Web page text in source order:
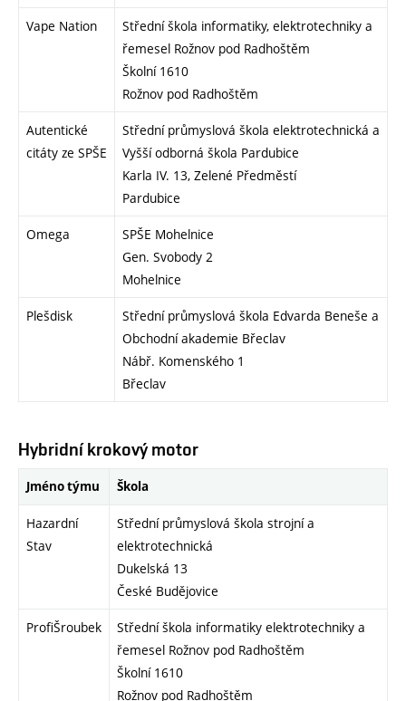
Vape Nation
Střední škola informatiky, elektrotechniky a
řemesel Rožnov pod Radhoštěm
Školní 1610
Rožnov pod Radhoštěm
Autentické
citáty ze SPŠE
Střední průmyslová škola elektrotechnická a
Vyšší odborná škola Pardubice
Karla IV. 13, Zelené Předměstí
Pardubice
Omega
SPŠE Mohelnice
Gen. Svobody 2
Mohelnice
Plešdisk
Střední průmyslová škola Edvarda Beneše a
Obchodní akademie Břeclav
Nábř. Komenského 1
Břeclav
Hybridní krokový motor
Jméno týmu Škola
Hazardní
Stav
Střední průmyslová škola strojní a
elektrotechnická
Dukelská 13
České Budějovice
ProfiŠroubek
Střední škola informatiky elektrotechniky a
řemesel Rožnov pod Radhoštěm
Školní 1610
Rožnov pod Radhoštěm